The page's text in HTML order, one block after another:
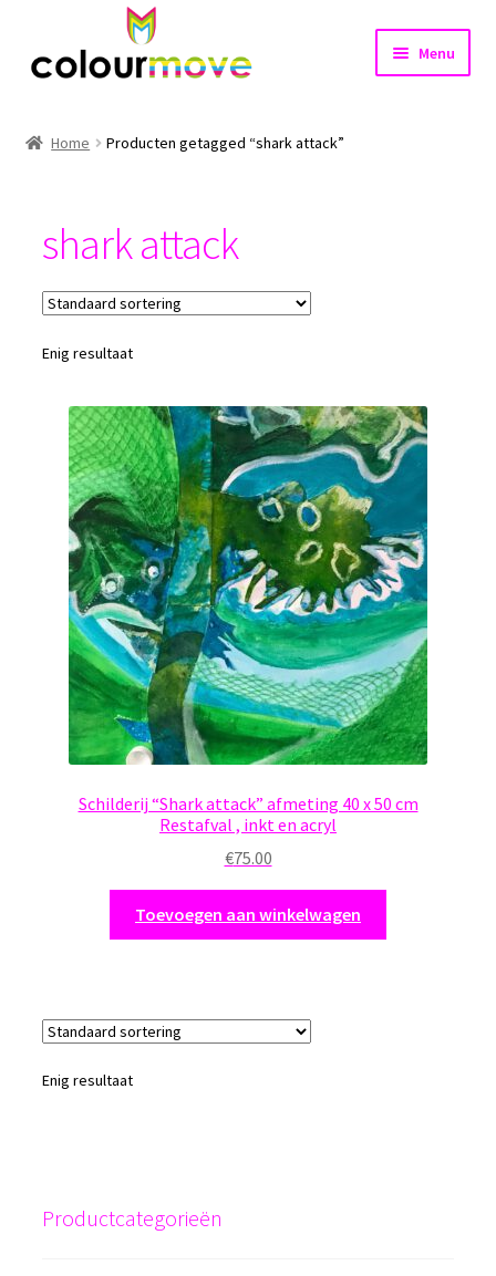
door
naar
Menu
Shop
Nieuws
Contact
Home Producten getagged “shark attack”
shark attack
Enig resultaat
Schilderij “Shark attack” afmeting 40 x 50 cm
Restafval , inkt en acryl
€75.00
Toevoegen aan winkelwagen
Enig resultaat
Productcategorieën